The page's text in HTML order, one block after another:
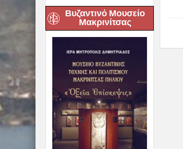
Βυζαντινό Μουσείο
Μακρινίτσας